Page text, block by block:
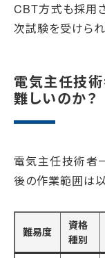
CBT方式も採用
次試験を受けられ
電気主任技術
難しいのか？
電気主任技術者
後の作業範囲は以
難易度
資格
種別